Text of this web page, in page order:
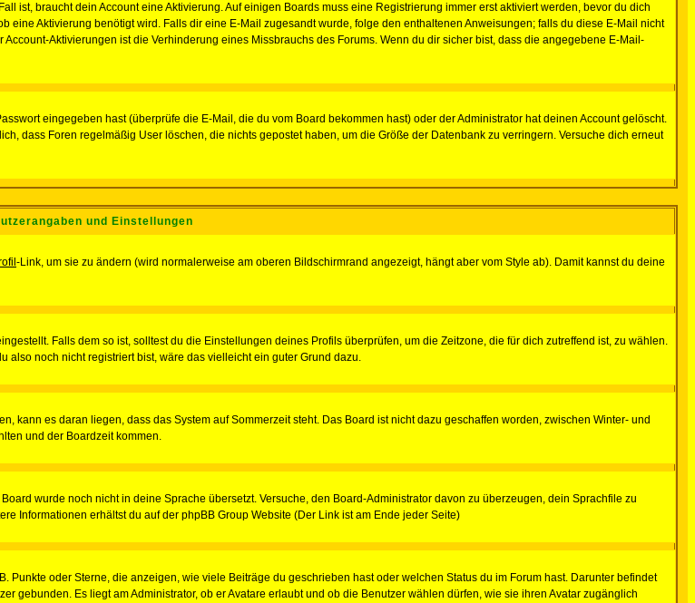
ist, braucht dein Account eine Aktivierung. Auf einigen Boards muss eine Registrierung immer erst aktiviert werden, bevor du dich
Aktivierung benötigt wird. Falls dir eine E-Mail zugesandt wurde, folge den enthaltenen Anweisungen; falls du diese E-Mail nicht
Aktivierungen ist die Verhinderung eines Missbrauchs des Forums. Wenn du dir sicher bist, dass die angegebene E-Mail-
eingegeben hast (überprüfe die E-Mail, die du vom Board bekommen hast) oder der Administrator hat deinen Account gelöscht.
dass Foren regelmäßig User löschen, die nichts gepostet haben, um die Größe der Datenbank zu verringern. Versuche dich erneut
und Einstellungen
-Link, um sie zu ändern (wird normalerweise am oberen Bildschirmrand angezeigt, hängt aber vom Style ab). Damit kannst du deine
Falls dem so ist, solltest du die Einstellungen deines Profils überprüfen, um die Zeitzone, die für dich zutreffend ist, zu wählen.
also noch nicht registriert bist, wäre das vielleicht ein guter Grund dazu.
kann es daran liegen, dass das System auf Sommerzeit steht. Das Board ist nicht dazu geschaffen worden, zwischen Winter- und
und der Boardzeit kommen.
wurde noch nicht in deine Sprache übersetzt. Versuche, den Board-Administrator davon zu überzeugen, dein Sprachfile zu
Informationen erhältst du auf der phpBB Group Website (Der Link ist am Ende jeder Seite)
oder Sterne, die anzeigen, wie viele Beiträge du geschrieben hast oder welchen Status du im Forum hast. Darunter befindet
gebunden. Es liegt am Administrator, ob er Avatare erlaubt und ob die Benutzer wählen dürfen, wie sie ihren Avatar zugänglich